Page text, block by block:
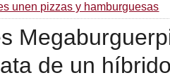
unen pizzas y hamburguesas
de un